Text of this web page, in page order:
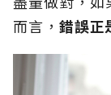
而言， 錯誤正